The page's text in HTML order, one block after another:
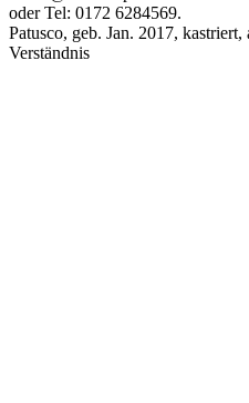
oder Tel: 0172 6284569.
Patusco, geb. Jan. 2017,
Verständnis